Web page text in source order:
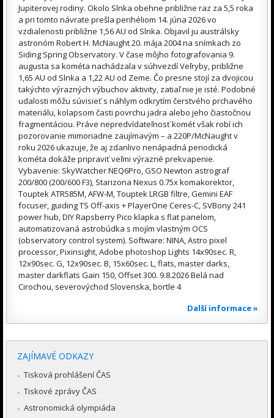
Jupiterovej rodiny. Okolo Slnka obehne približne raz za 5,5 roka
a pri tomto návrate prešla perihéliom 14. júna 2026 vo
vzdialenosti približne 1,56 AU od Slnka. Objavil ju austrálsky
astronóm Robert H. McNaught 20. mája 2004 na snímkach zo
Siding Spring Observatory. V čase môjho fotografovania 9.
augusta sa kométa nachádzala v súhvezdí Veľryby, približne
1,65 AU od Slnka a 1,22 AU od Zeme. Čo presne stojí za dvojicou
takýchto výrazných výbuchov aktivity, zatiaľ nie je isté. Podobné
udalosti môžu súvisieť s náhlym odkrytím čerstvého prchavého
materiálu, kolapsom časti povrchu jadra alebo jeho čiastočnou
fragmentáciou. Práve nepredvídateľnosť komét však robí ich
pozorovanie mimoriadne zaujímavým – a 220P/McNaught v
roku 2026 ukazuje, že aj zdanlivo nenápadná periodická
kométa dokáže pripraviť veľmi výrazné prekvapenie.
Vybavenie: SkyWatcher NEQ6Pro, GSO Newton astrograf
200/800 (200/600 F3), Starizona Nexus 0.75x komakorektor,
Touptek ATR585M, AFW-M, Touptek LRGB filtre, Gemini EAF
focuser, guiding TS Off-axis + PlayerOne Ceres-C, SVBony 241
power hub, DIY Rapsberry Pico klapka s flat panelom,
automatizovaná astrobúdka s mojím vlastným OCS
(observatory control system). Software: NINA, Astro pixel
processor, Pixinsight, Adobe photoshop Lights 14x90sec. R,
12x90sec. G, 12x90sec. B, 15x60sec. L, flats, master darks,
master darkflats Gain 150, Offset 300. 9.8.2026 Belá nad
Cirochou, severovýchod Slovenska, bortle 4
Další informace »
ZAJÍMAVÉ ODKAZY
Tisková prohlášení ČAS
Tiskové zprávy ČAS
Astronomická olympiáda